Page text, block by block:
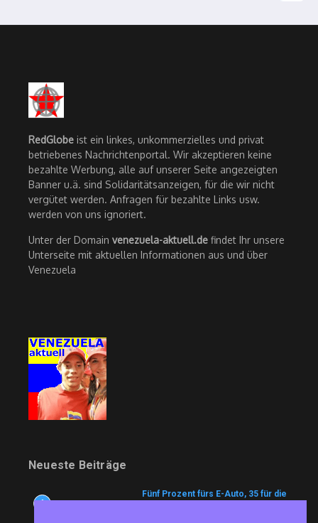
RedGlobe ist ein linkes, unkommerzielles und privat
betriebenes Nachrichtenportal. Wir akzeptieren keine
bezahlte Werbung, alle auf unserer Seite angezeigten
Banner u.ä. sind Solidaritätsanzeigen, für die wir nicht
vergütet werden. Anfragen für bezahlte Links usw.
werden von uns ignoriert.
Unter der Domain venezuela-aktuell.de findet Ihr unsere
Unterseite mit aktuellen Informationen aus und über
Venezuela
Neueste Beiträge
1
Fünf Prozent fürs E-Auto, 35 für die